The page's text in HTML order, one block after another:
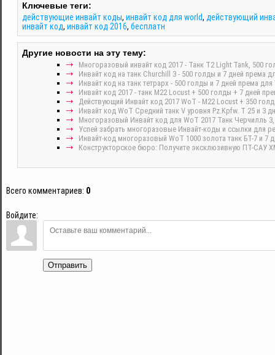
Ключевые теги:
действующие инвайт коды, инвайт код для world, действующий
инвайт код, инвайт код 2016, бесплатн
Другие новости на эту тему:
Многоразовый инвайт код 2017 - Танк T2 Light Tank, 500
Инвайт код на танк Churchill 3 - 500 голды и 7 дней према
Инвайт код на танк тетрарх - 500 голды и 7 дней према для
Инвайт код 2017 - танк M22 Locust + 500 голды + 7 дней
Действующий Инвайт код 2017 WoT - M22 Locust + 350
Инвайт код WoT Средний танк V уровня Pz.Kpfw. T 25 и 3
Многоразовый Инвайт код для WoT 2017 Танк Черчилль
Успей забрать многоразовые Инвайт-коды и ссылки для
Инвайт-код многоразовый WoT 1000 золота танк БТ-7 и 7
Конструкторское бюро: Получите эксклюзивную ПТ-САУ
Всего комментариев: 0
Войдите:
Отправить